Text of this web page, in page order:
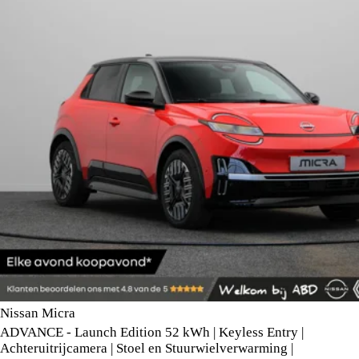
Nissan Micra
ADVANCE - Launch Edition 52 kWh | Keyless Entry |
Achteruitrijcamera | Stoel en Stuurwielverwarming |